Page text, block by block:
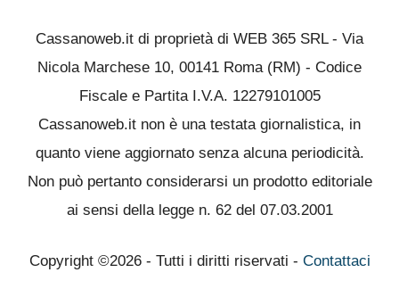
Cassanoweb.it di proprietà di WEB 365 SRL - Via
Nicola Marchese 10, 00141 Roma (RM) - Codice
Fiscale e Partita I.V.A. 12279101005
Cassanoweb.it non è una testata giornalistica, in
quanto viene aggiornato senza alcuna periodicità.
Non può pertanto considerarsi un prodotto editoriale
ai sensi della legge n. 62 del 07.03.2001
Copyright ©2026 - Tutti i diritti riservati - Contattaci